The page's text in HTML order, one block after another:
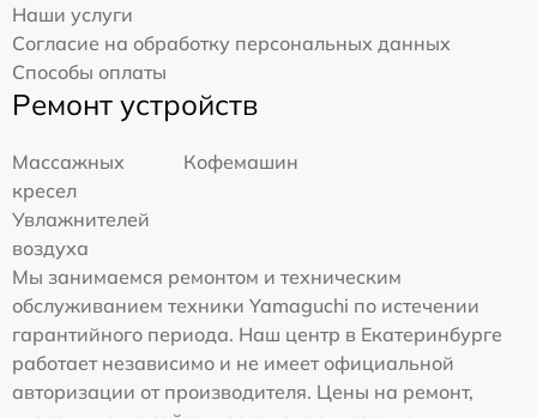
Наши услуги
Согласие на обработку персональных данных
Способы оплаты
Ремонт устройств
Массажных
кресел
Кофемашин
Увлажнителей
воздуха
Мы занимаемся ремонтом и техническим
обслуживанием техники Yamaguchi по истечении
гарантийного периода. Наш центр в Екатеринбурге
работает независимо и не имеет официальной
авторизации от производителя. Цены на ремонт,